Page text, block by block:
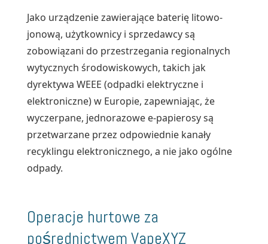
Jako urządzenie zawierające baterię litowo-
jonową, użytkownicy i sprzedawcy są
zobowiązani do przestrzegania regionalnych
wytycznych środowiskowych, takich jak
dyrektywa WEEE (odpadki elektryczne i
elektroniczne) w Europie, zapewniając, że
wyczerpane, jednorazowe e-papierosy są
przetwarzane przez odpowiednie kanały
recyklingu elektronicznego, a nie jako ogólne
odpady.
Operacje hurtowe za
pośrednictwem VapeXYZ